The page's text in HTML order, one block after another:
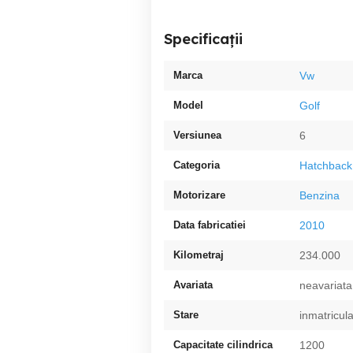
Specificații
Marca Vw
Model Golf
Versiunea 6
Categoria Hatchback
Motorizare Benzina
Data fabricatiei 2010
Kilometraj 234.000
Avariata neavariata
Stare
Capacitate cilindrica 1200